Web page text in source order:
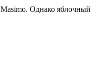
Однако яблочный